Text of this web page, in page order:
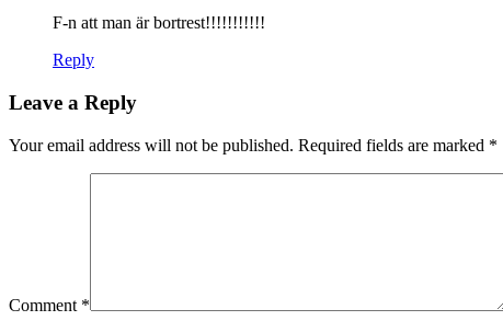
F-n att man är bortrest!!!!!!!!!!!
Reply
Leave a Reply
Your email address will not be published. Required fields are marked *
Comment *